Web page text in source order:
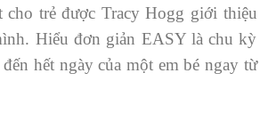
trẻ được Tracy Hogg giới thiệu
Hiểu đơn giản EASY là chu kỳ
hết ngày của một em bé ngay từ